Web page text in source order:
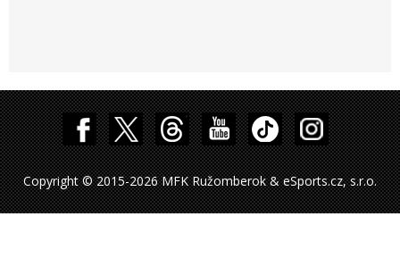
Copyright © 2015-2026 MFK Ružomberok & eSports.cz, s.r.o.